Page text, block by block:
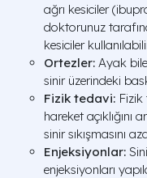
ağrı kesiciler
doktorunuz
kesiciler
Ortezler: Ayak
sinir üzerindeki
Fizik tedavi:
hareket açıklığını
sinir sıkışmasını
Enjeksiyonlar:
enjeksiyonları